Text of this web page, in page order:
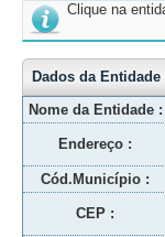
Clique na
Dados da Entidade
Nome da Entidade :
Endereço :
Cód.Município :
CEP :